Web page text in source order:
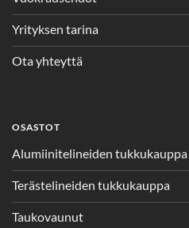
Yrityksen tarina
Ota yhteyttä
OSASTOT
Alumiinitelineiden tukkukauppa
Terästelineiden tukkukauppa
Taukovaunut